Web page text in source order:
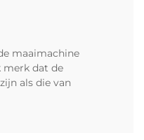
maaimachine
dat de
als die van